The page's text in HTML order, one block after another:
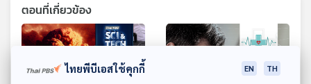
ตอนที่เกี่ยวข้อง
ไทยพีบีเอสใช้คุกกี้ EN TH